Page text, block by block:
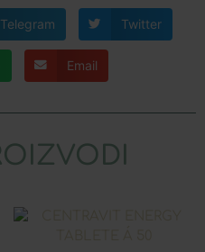
Telegram Twitter
Email